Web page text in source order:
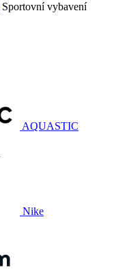
Sportovní vybavení
AQUASTIC
Nike